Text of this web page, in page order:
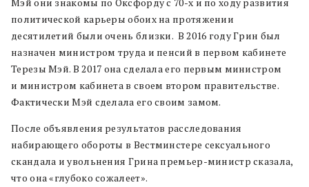
политической карьеры обоих на протяжении
десятилетий были очень близки. В 2016 году Грин был
назначен министром труда и пенсий в первом кабинете
Терезы Мэй. В 2017 она сделала его первым министром
и министром кабинета в своем втором правительстве.
Фактически Мэй сделала его своим замом.
После объявления результатов расследования
набирающего обороты в Вестминстере сексуального
скандала и увольнения Грина премьер-министр сказала,
что она «глубоко сожалеет».